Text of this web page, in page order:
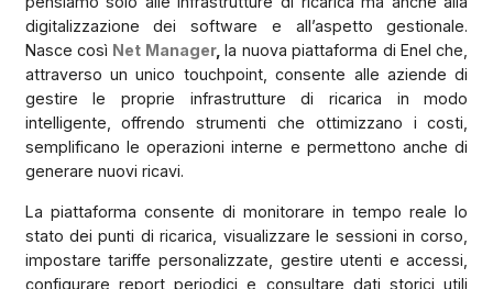
digitalizzazione dei software e all’aspetto gestionale.
Nasce così Net Manager,la nuova piattaforma di Enel che,
attraverso un unico touchpoint, consente alle aziende di
gestire le proprie infrastrutture di ricarica in modo
intelligente, offrendo strumenti che ottimizzano i costi,
semplificano le operazioni interne e permettono anche di
generare nuovi ricavi.
La piattaforma consente di monitorare in tempo reale lo
stato dei punti di ricarica, visualizzare le sessioni in corso,
impostare tariffe personalizzate, gestire utenti e accessi,
configurare report periodici e consultare dati storici utili